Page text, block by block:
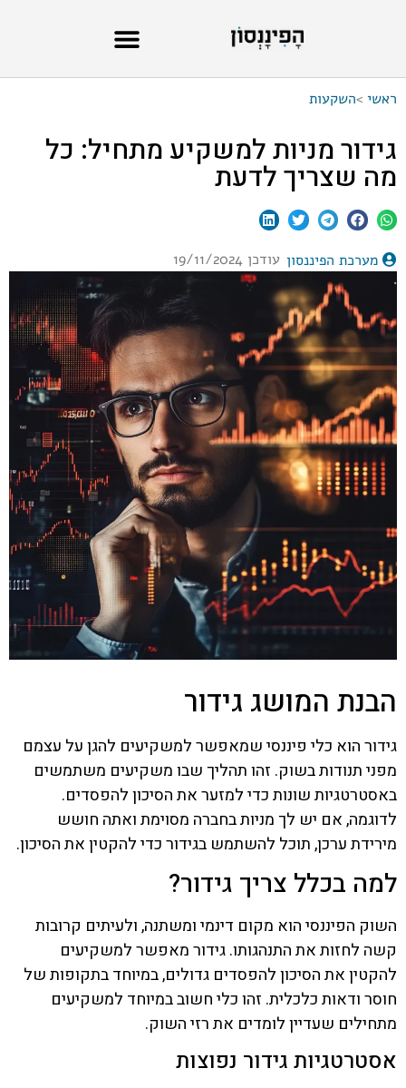
ראשי >השקעות
גידור מניות למשקיע מתחיל: כל
מה שצריך לדעת
מערכת הפיננסון עודכן 19/11/2024
הבנת המושג גידור
גידור הוא כלי פיננסי שמאפשר למשקיעים להגן על עצמם
מפני תנודות בשוק. זהו תהליך שבו משקיעים משתמשים
באסטרטגיות שונות כדי למזער את הסיכון להפסדים.
לדוגמה, אם יש לך מניות בחברה מסוימת ואתה חושש
מירידת ערכן, תוכל להשתמש בגידור כדי להקטין את הסיכון.
למה בכלל צריך גידור?
השוק הפיננסי הוא מקום דינמי ומשתנה, ולעיתים קרובות
קשה לחזות את התנהגותו. גידור מאפשר למשקיעים
להקטין את הסיכון להפסדים גדולים, במיוחד בתקופות של
חוסר ודאות כלכלית. זהו כלי חשוב במיוחד למשקיעים
מתחילים שעדיין לומדים את רזי השוק.
אסטרטגיות גידור נפוצות